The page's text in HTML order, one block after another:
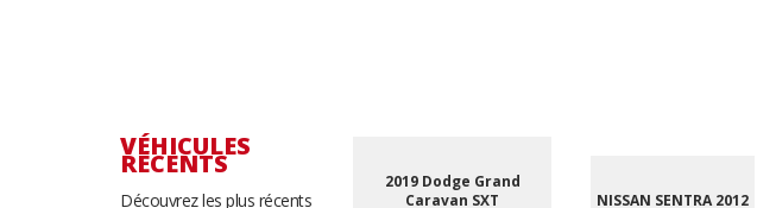
VÉHICULES
RÉCENTS
Découvrez les plus récents
2019 Dodge Grand
Caravan SXT
NISSAN SENTRA 2012